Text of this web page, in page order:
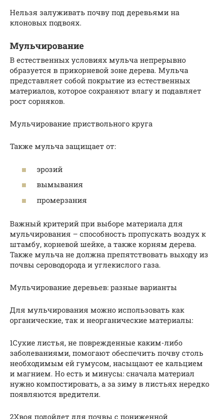
Нельзя залуживать почву под деревьями на
клоновых подвоях.
Мульчирование
В естественных условиях мульча непрерывно
образуется в прикорневой зоне дерева. Мульча
представляет собой покрытие из естественных
материалов, которое сохраняют влагу и подавляет
рост сорняков.
Мульчирование приствольного круга
Также мульча защищает от:
эрозий
вымывания
промерзания
Важный критерий при выборе материала для
мульчирования – способность пропускать воздух к
штамбу, корневой шейке, а также корням дерева.
Также мульча не должна препятствовать выходу из
почвы сероводорода и углекислого газа.
Мульчирование деревьев: разные варианты
Для мульчирования можно использовать как
органические, так и неорганические материалы:
1Сухие листья, не поврежденные каким-либо
заболеваниями, помогают обеспечить почву столь
необходимым ей гумусом, насыщают ее кальцием
и магнием. Но есть и минусы: сначала материал
нужно компостировать, а за зиму в листьях нередко
появляются вредители.
2Хвоя подойдет для почвы с пониженной